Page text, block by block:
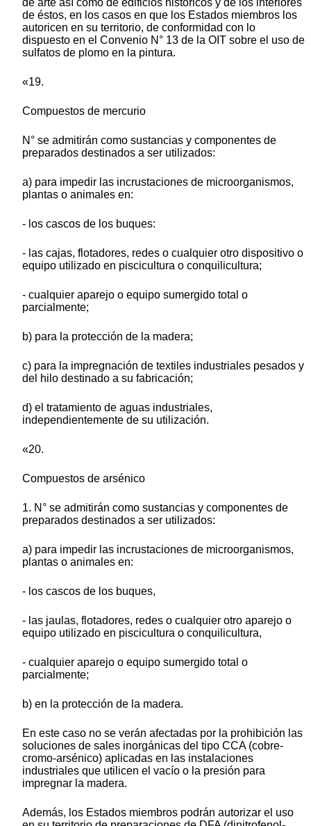
de arte así como de edificios históricos y de los interiores
de éstos, en los casos en que los Estados miembros los
autoricen en su territorio, de conformidad con lo
dispuesto en el Convenio N° 13 de la OIT sobre el uso de
sulfatos de plomo en la pintura.
«19.
Compuestos de mercurio
N° se admitirán como sustancias y componentes de
preparados destinados a ser utilizados:
a) para impedir las incrustaciones de microorganismos,
plantas o animales en:
- los cascos de los buques:
- las cajas, flotadores, redes o cualquier otro dispositivo o
equipo utilizado en piscicultura o conquilicultura;
- cualquier aparejo o equipo sumergido total o
parcialmente;
b) para la protección de la madera;
c) para la impregnación de textiles industriales pesados y
del hilo destinado a su fabricación;
d) el tratamiento de aguas industriales,
independientemente de su utilización.
«20.
Compuestos de arsénico
1. N° se admitirán como sustancias y componentes de
preparados destinados a ser utilizados:
a) para impedir las incrustaciones de microorganismos,
plantas o animales en:
- los cascos de los buques,
- las jaulas, flotadores, redes o cualquier otro aparejo o
equipo utilizado en piscicultura o conquilicultura,
- cualquier aparejo o equipo sumergido total o
parcialmente;
b) en la protección de la madera.
En este caso no se verán afectadas por la prohibición las
soluciones de sales inorgánicas del tipo CCA (cobre-
cromo-arsénico) aplicadas en las instalaciones
industriales que utilicen el vacío o la presión para
impregnar la madera.
Además, los Estados miembros podrán autorizar el uso